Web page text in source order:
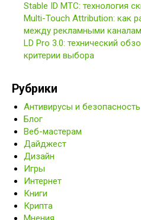
Stable ID МТС: технология
Multi-Touch Attribution: как
между рекламными
LD Pro 3.0: технический
критерии выбора
Рубрики
Антивирусы и безопасность
Блог
Веб-мастерам
Дайджест
Дизайн
Игры
Интернет
Книги
Крипта